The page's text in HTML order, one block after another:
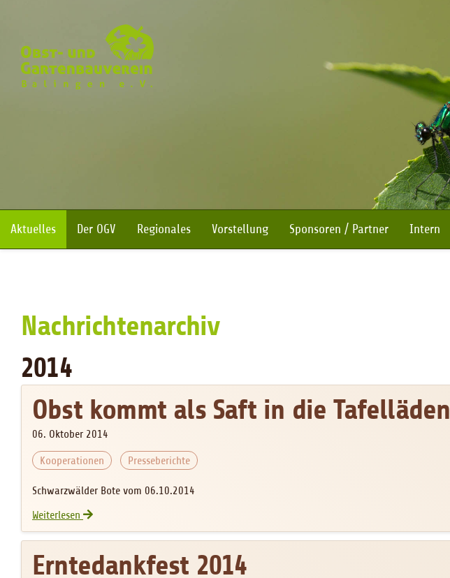
Aktuelles Der OGV Regionales Vorstellung Sponsoren / Partner Intern
Nachrichtenarchiv
2014
Obst kommt als Saft in die Tafelläden
06. Oktober 2014
Kooperationen Presseberichte
Schwarzwälder Bote vom 06.10.2014
Weiterlesen
Obst kommt als Saft in die Tafelläden
Erntedankfest 2014